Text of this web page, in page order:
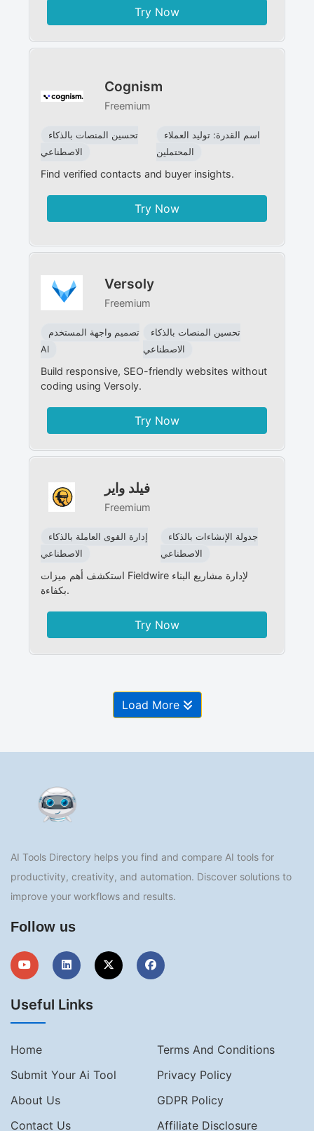
Try Now
Cognism
Freemium
تحسين المنصات بالذكاء
الاصطناعي
اسم القدرة: توليد العملاء
المحتملين
Find verified contacts and buyer insights.
Try Now
Versoly
Freemium
تصميم واجهة المستخدم
AI
تحسين المنصات بالذكاء
الاصطناعي
Build responsive, SEO-friendly websites without
coding using Versoly.
Try Now
فيلد واير
Freemium
إدارة القوى العاملة بالذكاء
الاصطناعي
جدولة الإنشاءات بالذكاء
الاصطناعي
استكشف أهم ميزات Fieldwire لإدارة مشاريع البناء
بكفاءة.
Try Now
Load More
AI Tools Directory helps you find and compare AI tools for
productivity, creativity, and automation. Discover solutions to
improve your workflows and results.
Follow us
Useful Links
Home
Terms And Conditions
Submit Your Ai Tool
Privacy Policy
About Us
GDPR Policy
Contact Us
Affiliate Disclosure